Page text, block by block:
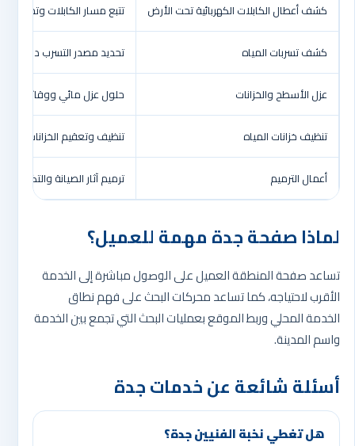
كشف أعطال الكابلات الكهربائية تحت الأرض تتبع مسار الكابلات وتحديد
كشف تسربات المياه تحديد مصدر التسرب داخل
عزل الأسطح والخزانات حلول عزل مائي ووقائي
تنظيف خزانات المياه تنظيف وتعقيم الخزانات
أعمال الترميم ترميم آثار الصيانة
لماذا صفحة جدة مهمة للعميل؟
تساعد صفحة المنطقة العميل على الوصول مباشرة إلى الخدمة
الأقرب لاحتياجه، كما تساعد محركات البحث على فهم نطاق
الخدمة المحلي وربط الموقع بعمليات البحث التي تجمع بين الخدمة
واسم المدينة.
أسئلة شائعة عن خدمات جدة
هل تغطي نخبة الفنيين جدة؟